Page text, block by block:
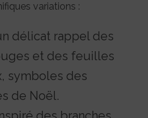
variations :
délicat rappel des
et des feuilles
symboles des
de Noël.